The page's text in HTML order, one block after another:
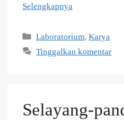
Selengkapnya
Laboratorium,Karya
Tinggalkan komentar
Selayang-